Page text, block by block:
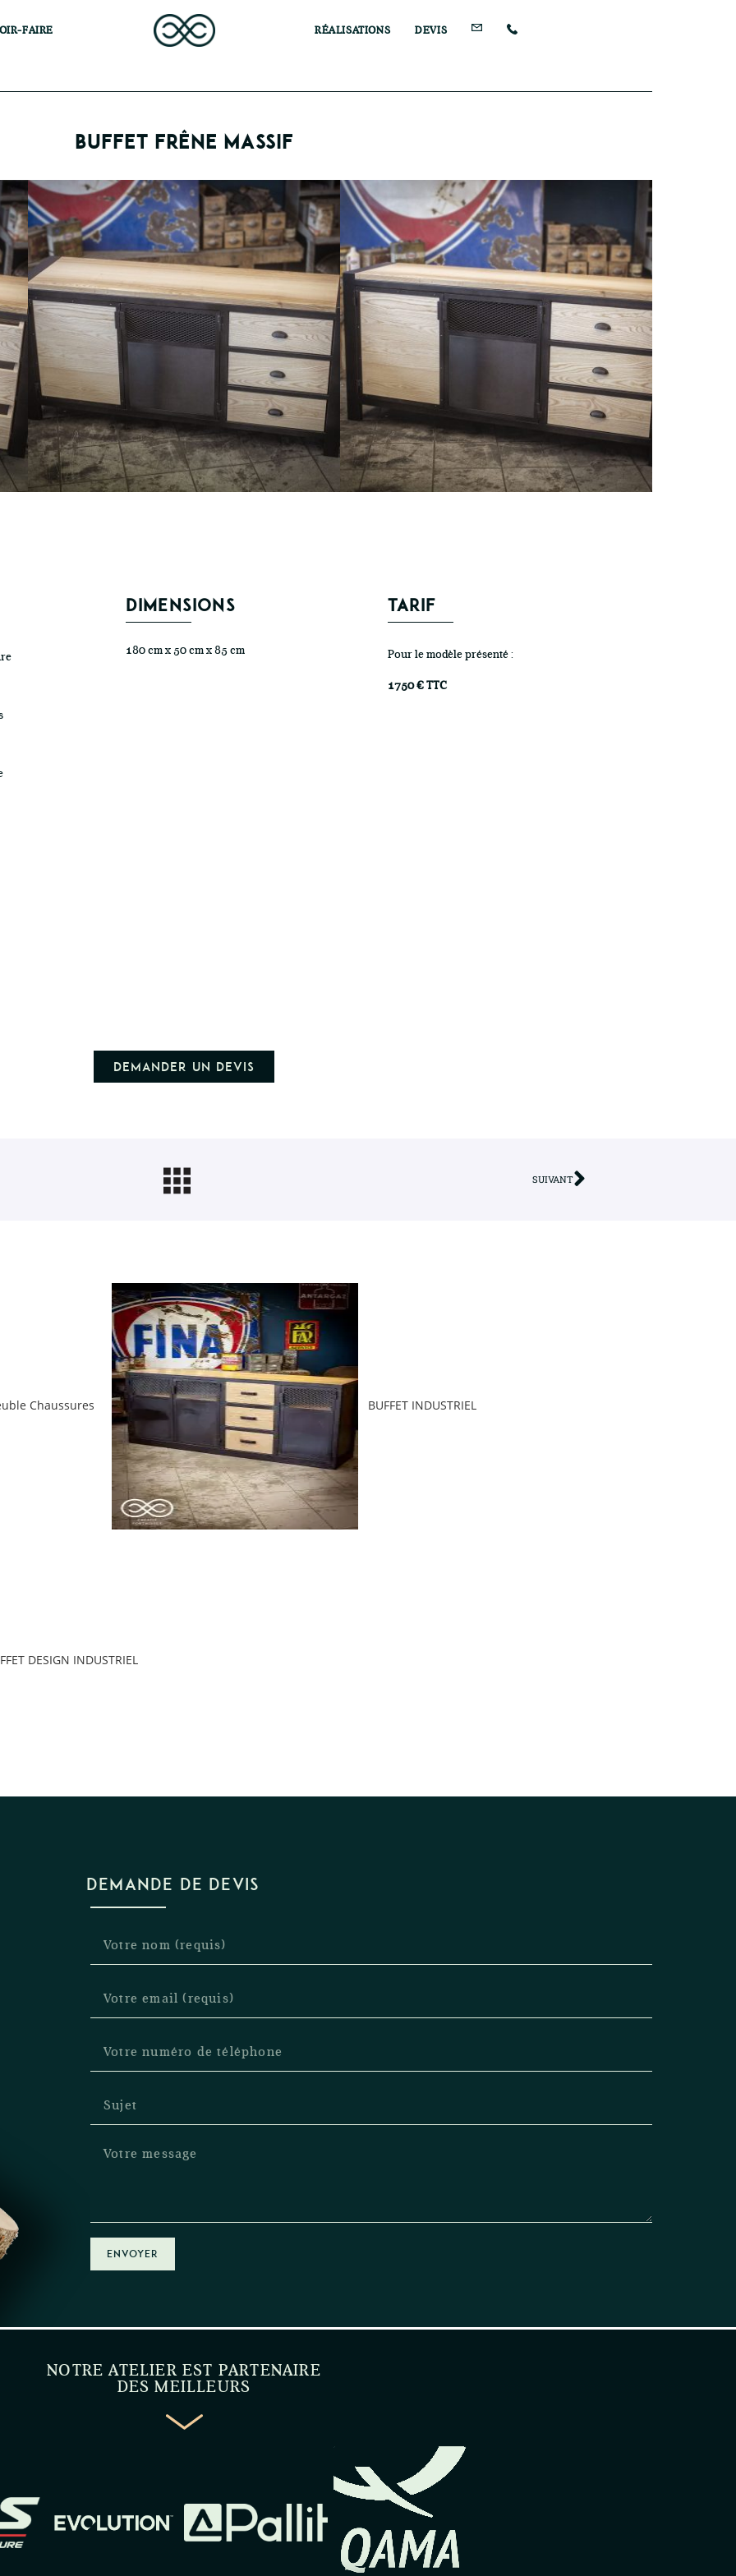
FAIRE RÉALISATIONS DEVIS
BUFFET FRÊNE MASSIF
DIMENSIONS
180 cm x 50 cm x 85 cm
TARIF
Pour le modèle présenté :
1750 € TTC
Demander un devis
SUIVANT
Chaussures BUFFET INDUSTRIEL
DESIGN INDUSTRIEL
DEMANDE DE DEVIS
ENVOYER
NOTRE ATELIER EST PARTENAIRE
DES MEILLEURS